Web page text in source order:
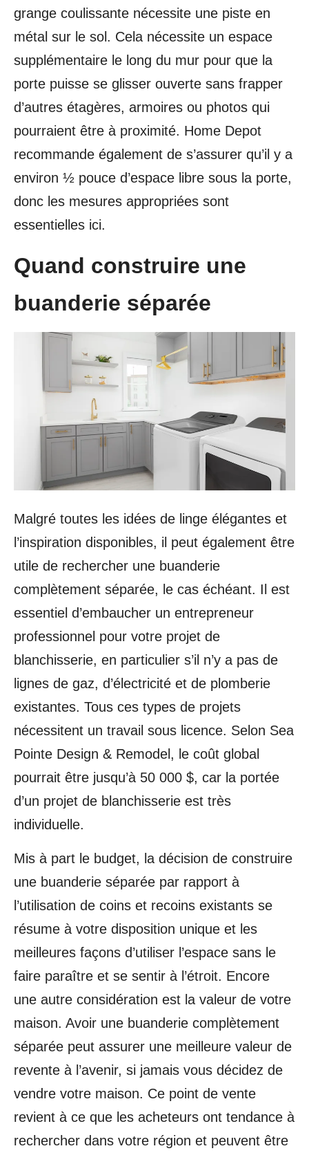
grange coulissante nécessite une piste en
métal sur le sol. Cela nécessite un espace
supplémentaire le long du mur pour que la
porte puisse se glisser ouverte sans frapper
d’autres étagères, armoires ou photos qui
pourraient être à proximité. Home Depot
recommande également de s’assurer qu’il y a
environ ½ pouce d’espace libre sous la porte,
donc les mesures appropriées sont
essentielles ici.
Quand construire une
buanderie séparée
Malgré toutes les idées de linge élégantes et
l’inspiration disponibles, il peut également être
utile de rechercher une buanderie
complètement séparée, le cas échéant. Il est
essentiel d’embaucher un entrepreneur
professionnel pour votre projet de
blanchisserie, en particulier s’il n’y a pas de
lignes de gaz, d’électricité et de plomberie
existantes. Tous ces types de projets
nécessitent un travail sous licence. Selon Sea
Pointe Design & Remodel, le coût global
pourrait être jusqu’à 50 000 $, car la portée
d’un projet de blanchisserie est très
individuelle.
Mis à part le budget, la décision de construire
une buanderie séparée par rapport à
l’utilisation de coins et recoins existants se
résume à votre disposition unique et les
meilleures façons d’utiliser l’espace sans le
faire paraître et se sentir à l’étroit. Encore
une autre considération est la valeur de votre
maison. Avoir une buanderie complètement
séparée peut assurer une meilleure valeur de
revente à l’avenir, si jamais vous décidez de
vendre votre maison. Ce point de vente
revient à ce que les acheteurs ont tendance à
rechercher dans votre région et peuvent être